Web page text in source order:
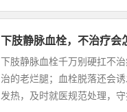
下肢静脉血栓，不治疗会
下肢静脉血栓千万别硬扛不
治的老烂腿；血栓脱落还会
发热，及时就医规范处理，守